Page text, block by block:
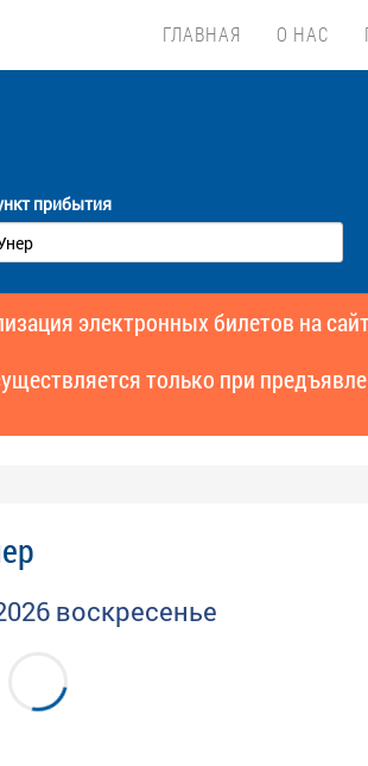
ГЛАВНАЯ О НАС
прибытия
электронных билетов на
только при
воскресенье